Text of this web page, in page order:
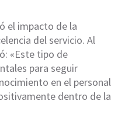
el impacto de la
del servicio. Al
«Este tipo de
para seguir
en el personal
dentro de la